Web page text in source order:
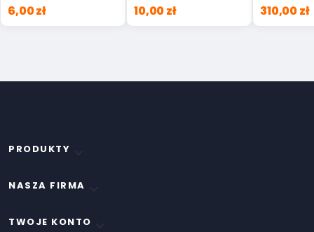
6,00 zł
MU000468
10,00 zł 310,00 zł
PRODUKTY
NASZA FIRMA
TWOJE KONTO